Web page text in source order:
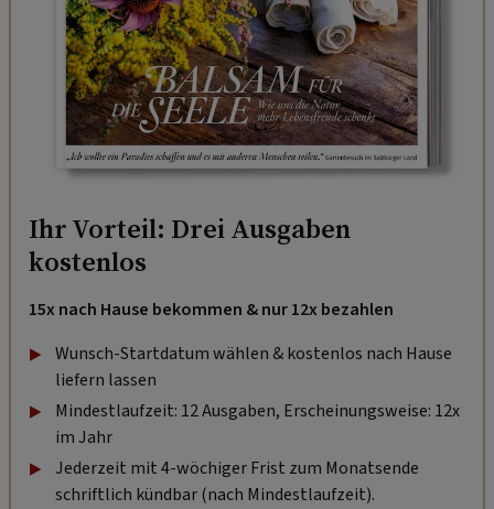
Ihr Vorteil: Drei Ausgaben
kostenlos
15x nach Hause bekommen & nur 12x bezahlen
Wunsch-Startdatum wählen & kostenlos nach Hause
liefern lassen
Mindestlaufzeit: 12 Ausgaben, Erscheinungsweise: 12x
im Jahr
Jederzeit mit 4-wöchiger Frist zum Monatsende
schriftlich kündbar (nach Mindestlaufzeit).